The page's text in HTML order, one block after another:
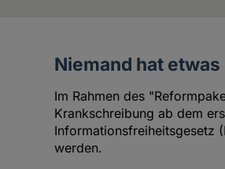
Artikel
Autorin
Niemand hat
Im Rahmen des
Krankschreibung ab dem
Informationsfreiheitsgesetz
werden.